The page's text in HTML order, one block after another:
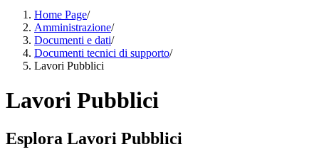
Home Page/
Amministrazione/
Documenti e dati/
Documenti tecnici di supporto/
Lavori Pubblici
Lavori Pubblici
Esplora Lavori Pubblici